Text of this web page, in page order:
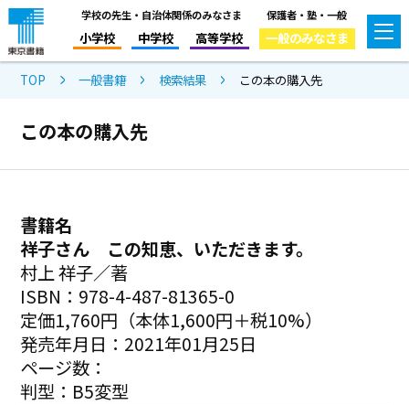
学校の先生・自治体関係のみなさま
小学校 中学校 高等学校
保護者・塾・一般
一般のみなさま
TOP 一般書籍 検索結果 この本の購入先
この本の購入先
書籍名
祥子さん この知恵、いただきます。
村上 祥子／著
ISBN：978-4-487-81365-0
定価1,760円（本体1,600円＋税10%）
発売年月日：2021年01月25日
ページ数：
判型：B5変型